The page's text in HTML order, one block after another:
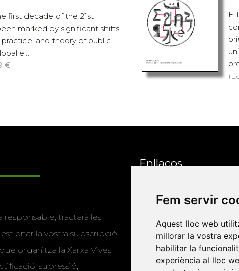
Fem servir
Aquest lloc web
millorar la vostra
habilitar la
experiència al lloc
first decade of the 21st
marked by significant shifts
and theory of public
e...
€
El
responsable, tractarà les
la vostra subscripció i
organitza la Xarxa Vives.
Enllaços
Programa de
publicacions
Editorials
Twitter